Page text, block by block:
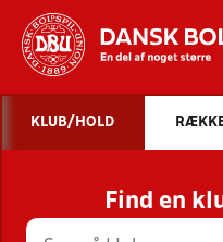
STILLINGER,
KLUB/HOLD
Find en